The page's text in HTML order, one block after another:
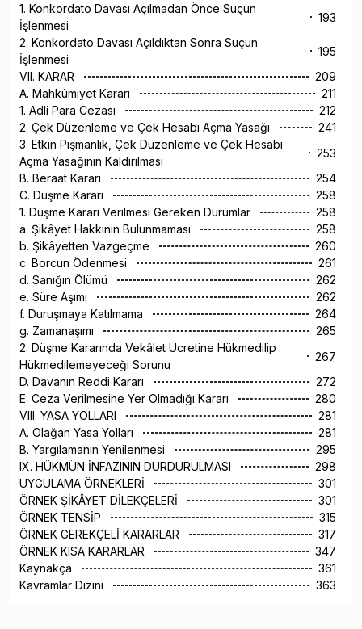
1. Konkordato Davası Açılmadan Önce Suçun
İşlenmesi
193
2. Konkordato Davası Açıldıktan Sonra Suçun
İşlenmesi
195
VII. KARAR
209
A. Mahkûmiyet Kararı
211
1. Adli Para Cezası
212
2. Çek Düzenleme ve Çek Hesabı Açma Yasağı
241
3. Etkin Pişmanlık, Çek Düzenleme ve Çek Hesabı
Açma Yasağının Kaldırılması
253
B. Beraat Kararı
254
C. Düşme Kararı
258
1. Düşme Kararı Verilmesi Gereken Durumlar
258
a. Şikâyet Hakkının Bulunmaması
258
b. Şikâyetten Vazgeçme
260
c. Borcun Ödenmesi
261
d. Sanığın Ölümü
262
e. Süre Aşımı
262
f. Duruşmaya Katılmama
264
g. Zamanaşımı
265
2. Düşme Kararında Vekâlet Ücretine Hükmedilip
Hükmedilemeyeceği Sorunu
267
D. Davanın Reddi Kararı
272
E. Ceza Verilmesine Yer Olmadığı Kararı
280
VIII. YASA YOLLARI
281
A. Olağan Yasa Yolları
281
B. Yargılamanın Yenilenmesi
295
IX. HÜKMÜN İNFAZININ DURDURULMASI
298
UYGULAMA ÖRNEKLERİ
301
ÖRNEK ŞİKÂYET DİLEKÇELERİ
301
ÖRNEK TENSİP
315
ÖRNEK GEREKÇELİ KARARLAR
317
ÖRNEK KISA KARARLAR
347
Kaynakça
361
Kavramlar Dizini
363